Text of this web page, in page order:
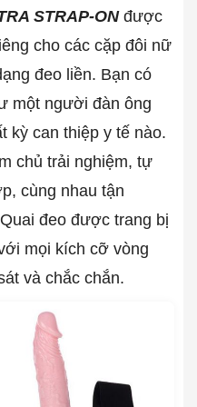
STRAP-ONđược
cho các cặp đôi nữ
đeo liền. Bạn có
một người đàn ông
kỳ can thiệp y tế nào.
chủ trải nghiệm, tự
cùng nhau tận
đeo được trang bị
mọi kích cỡ vòng
và chắc chắn.